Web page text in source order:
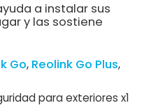
a instalar sus
y las sostiene
Go Reolink Go Plus
para exteriores x1